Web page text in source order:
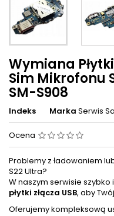
Wymiana
Sim Mikrofonu
SM-S908
Indeks Marka Serwis
Ocena
Problemy z ładowaniem
S22 Ultra?
W naszym serwisie
płytki złącza USB, aby
Oferujemy kompleksową